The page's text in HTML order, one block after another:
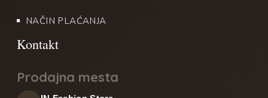
NAČIN PLAĆANJA
Prodajna mesta